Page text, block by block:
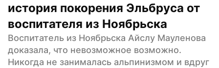
история покорения Эльбруса от
воспитателя из Ноябрьска
Воспитатель из Ноябрьска Айслу Мауленова
доказала, что невозможное возможно.
Никогда не занималась альпинизмом и вдруг